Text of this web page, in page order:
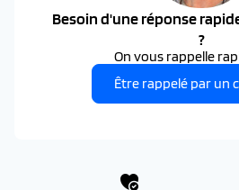
Besoin d'une réponse
?
On vous rappelle
Être rappelé par un